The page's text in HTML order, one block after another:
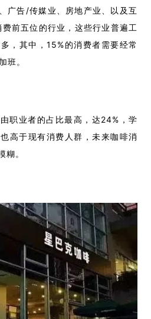
广告/传媒业、房地产业、以及互
前五位的行业，这些行业普遍工
，其中，15%的消费者需要经常
班。
职业者的占比最高，达24%，学
高于现有消费人群，未来咖啡消
糊。